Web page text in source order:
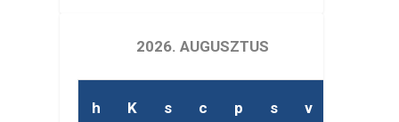
2026. AUGUSZTUS
h K s c p s v